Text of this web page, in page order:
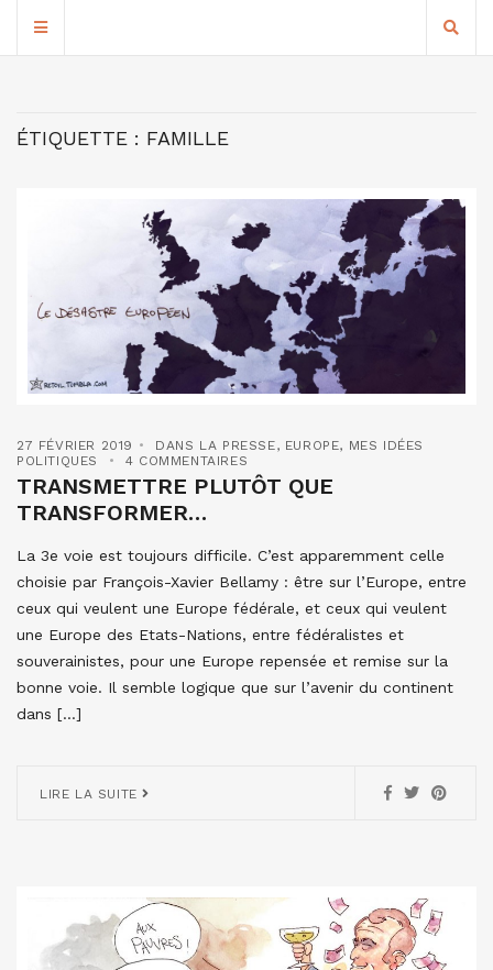
ÉTIQUETTE : FAMILLE
27 FÉVRIER 2019 DANS LA PRESSE, EUROPE, MES IDÉES
POLITIQUES
4 COMMENTAIRES
TRANSMETTRE PLUTÔT QUE
TRANSFORMER…
La 3e voie est toujours difficile. C’est apparemment celle
choisie par François-Xavier Bellamy : être sur l’Europe, entre
ceux qui veulent une Europe fédérale, et ceux qui veulent
une Europe des Etats-Nations, entre fédéralistes et
souverainistes, pour une Europe repensée et remise sur la
bonne voie. Il semble logique que sur l’avenir du continent
dans […]
LIRE LA SUITE